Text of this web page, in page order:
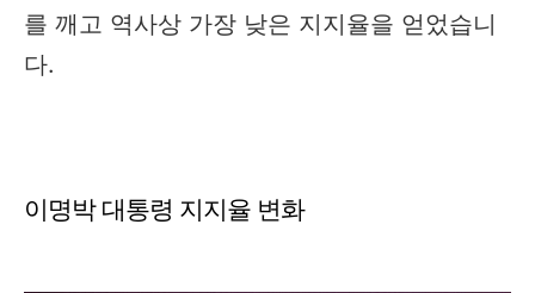
를 깨고 역사상 가장 낮은 지지율을 얻었습니
다.
이명박 대통령 지지율 변화